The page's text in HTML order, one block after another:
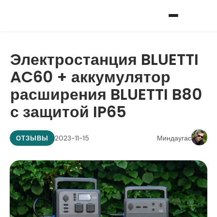
Электростанция BLUETTI
AC60 + аккумулятор
расширения BLUETTI B80
с защитой IP65
ОТЗЫВЫ 2023-11-15 Миндаугас